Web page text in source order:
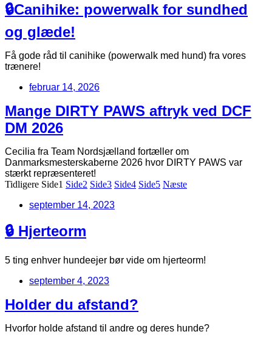
🔒Canihike: powerwalk for sundhed
og glæde!
Få gode råd til canihike (powerwalk med hund) fra vores
trænere!
februar 14, 2026
Mange DIRTY PAWS aftryk ved DCF
DM 2026
Cecilia fra Team Nordsjælland fortæller om
Danmarksmesterskaberne 2026 hvor DIRTY PAWS var
stærkt repræsenteret!
Tidligere Side1 Side2 Side3 Side4 Side5 Næste
september 14, 2023
🔒 Hjerteorm
5 ting enhver hundeejer bør vide om hjerteorm!
september 4, 2023
Holder du afstand?
Hvorfor holde afstand til andre og deres hunde?